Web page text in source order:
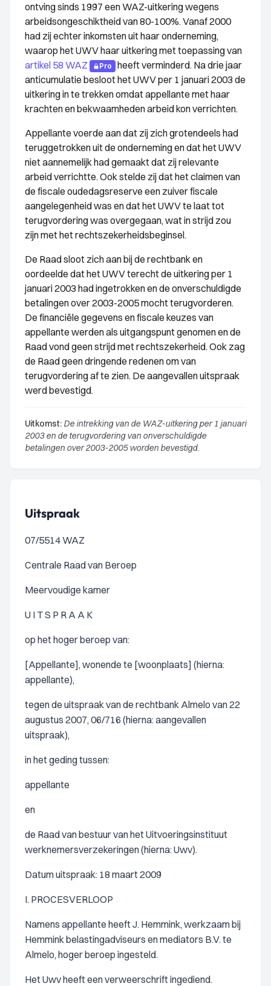
ontving sinds 1997 een WAZ-uitkering wegens
arbeidsongeschiktheid van 80-100%. Vanaf 2000
had zij echter inkomsten uit haar onderneming,
waarop het UWV haar uitkering met toepassing van
artikel 58 WAZ
Pro
heeft verminderd. Na drie jaar
anticumulatie besloot het UWV per 1 januari 2003 de
uitkering in te trekken omdat appellante met haar
krachten en bekwaamheden arbeid kon verrichten.
Appellante voerde aan dat zij zich grotendeels had
teruggetrokken uit de onderneming en dat het UWV
niet aannemelijk had gemaakt dat zij relevante
arbeid verrichtte. Ook stelde zij dat het claimen van
de fiscale oudedagsreserve een zuiver fiscale
aangelegenheid was en dat het UWV te laat tot
terugvordering was overgegaan, wat in strijd zou
zijn met het rechtszekerheidsbeginsel.
De Raad sloot zich aan bij de rechtbank en
oordeelde dat het UWV terecht de uitkering per 1
januari 2003 had ingetrokken en de onverschuldigde
betalingen over 2003-2005 mocht terugvorderen.
De financiële gegevens en fiscale keuzes van
appellante werden als uitgangspunt genomen en de
Raad vond geen strijd met rechtszekerheid. Ook zag
de Raad geen dringende redenen om van
terugvordering af te zien. De aangevallen uitspraak
werd bevestigd.
Uitkomst: De intrekking van de WAZ-uitkering per 1 januari
2003 en de terugvordering van onverschuldigde
betalingen over 2003-2005 worden bevestigd.
Uitspraak
07/5514 WAZ
Centrale Raad van Beroep
Meervoudige kamer
U I T S P R A A K
op het hoger beroep van:
[Appellante], wonende te [woonplaats] (hierna:
appellante),
tegen de uitspraak van de rechtbank Almelo van 22
augustus 2007, 06/716 (hierna: aangevallen
uitspraak),
in het geding tussen:
appellante
en
de Raad van bestuur van het Uitvoeringsinstituut
werknemersverzekeringen (hierna: Uwv).
Datum uitspraak: 18 maart 2009
I. PROCESVERLOOP
Namens appellante heeft J. Hemmink, werkzaam bij
Hemmink belastingadviseurs en mediators B.V. te
Almelo, hoger beroep ingesteld.
Het Uwv heeft een verweerschrift ingediend.